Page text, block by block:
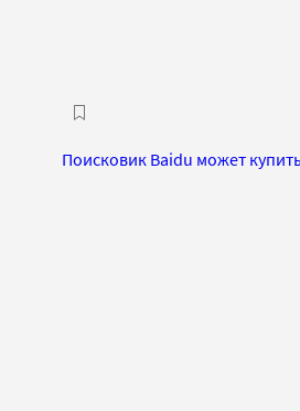
Поисковик Baidu может